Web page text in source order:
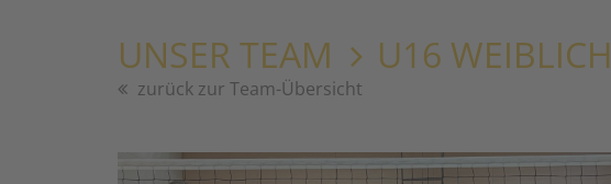
UNSER TEAM U16 WEIBLICH
zurück zur Team-Übersicht